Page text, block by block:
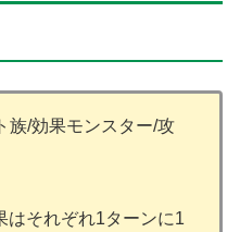
族/効果モンスター/攻
それぞれ1ターンに1